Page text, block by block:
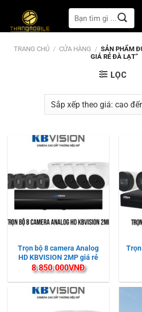
nội
dung
Tìm
kiếm:
TRANG CHỦ / CỬA HÀNG / SẢN PHẨM
GIÁ RẺ ĐÀ LẠT”
LỌC
Trọn bộ 8 camera Analog
HD KBVISION 2MP giá rẻ
8.850.000VNĐ